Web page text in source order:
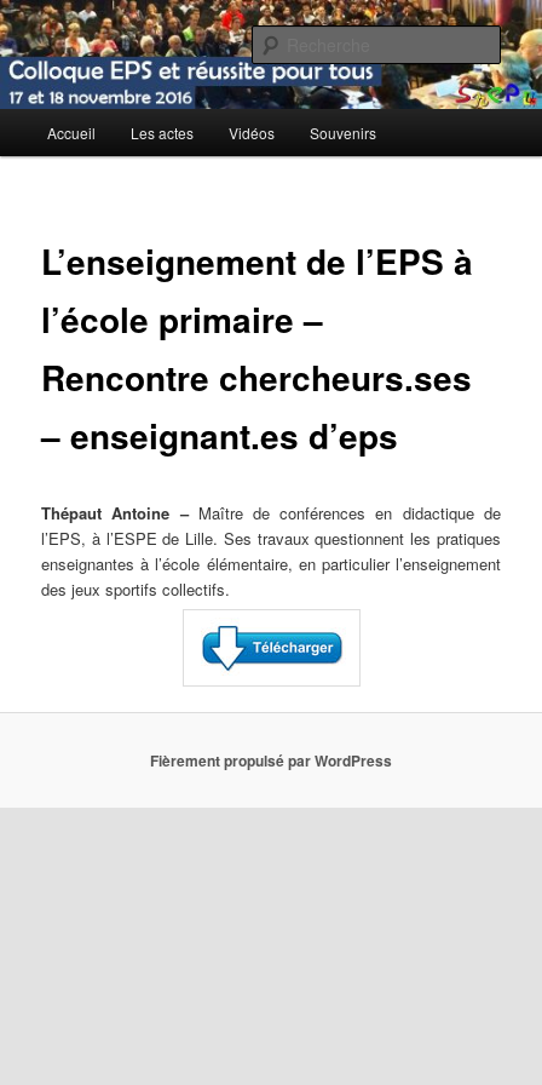
Aller
au
contenu
principalActes du Colloque 2016
EPS et réussite de tous
principal
Accueil Les actes Vidéos Souvenirs
L’enseignement de l’EPS à
l’école primaire –
Rencontre chercheurs.ses
– enseignant.es d’eps
Thépaut Antoine – Maître de conférences en didactique de
l’EPS, à l’ESPE de Lille. Ses travaux questionnent les pratiques
enseignantes à l’école élémentaire, en particulier l’enseignement
des jeux sportifs collectifs.
Fièrement propulsé par WordPress